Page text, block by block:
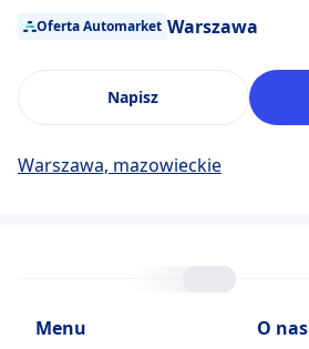
Oferta Automarket Warszawa
Napisz
Warszawa, mazowieckie
Menu O nas